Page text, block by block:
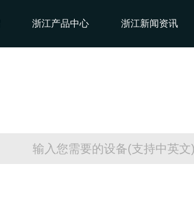
浙江产品中心 浙江新闻资讯